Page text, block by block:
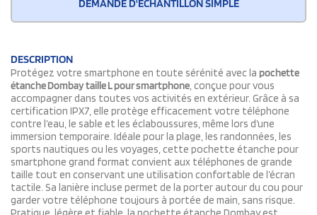
DEMANDE D'ÉCHANTILLON SIMPLE
DESCRIPTION
Protégez votre smartphone en toute sérénité avec la pochette
étanche Dombay taille L pour smartphone, conçue pour vous
accompagner dans toutes vos activités en extérieur. Grâce à sa
certification IPX7, elle protège efficacement votre téléphone
contre l’eau, le sable et les éclaboussures, même lors d’une
immersion temporaire. Idéale pour la plage, les randonnées, les
sports nautiques ou les voyages, cette pochette étanche pour
smartphone grand format convient aux téléphones de grande
taille tout en conservant une utilisation confortable de l’écran
tactile. Sa lanière incluse permet de la porter autour du cou pour
garder votre téléphone toujours à portée de main, sans risque.